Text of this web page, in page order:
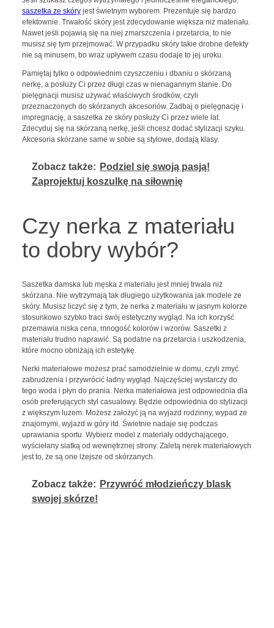
saszetka ze skóryjest świetnym wyborem. Prezentuje się bardzo
efektownie. Trwałość skóry jest zdecydowanie większa niż materiału.
Nawet jeśli pojawią się na niej zmarszczenia i przetarcia, to nie
musisz się tym przejmować. W przypadku skóry takie drobne defekty
nie są minusem, bo wraz upływem czasu dodaje to jej uroku.
Pamiętaj tylko o odpowiednim czyszczeniu i dbaniu o skórzaną
nerkę, a posłuży Ci przez długi czas w nienagannym stanie. Do
pielęgnacji musisz używać właściwych środków, czyli
przeznaczonych do skórzanych akcesoriów. Zadbaj o pielęgnację i
impregnację, a saszetka ze skóry posłuży Ci przez wiele lat.
Zdecyduj się na skórzaną nerkę, jeśli chcesz dodać stylizacji szyku.
Akcesoria skórzane same w sobie są stylowe, dodają klasy.
Zobacz także: Podziel się swoją pasją!
Zaprojektuj koszulkę na siłownię
Czy nerka z materiału
to dobry wybór?
Saszetka damska lub męska z materiału jest mniej trwała niż
skórzana. Nie wytrzymają tak długiego użytkowania jak modele ze
skóry. Musisz liczyć się z tym, że nerka z materiału w jasnym kolorze
stosunkowo szybko traci swój estetyczny wygląd. Na ich korzyść
przemawia niska cena, mnogość kolorów i wzorów. Saszetki z
materiału trudno naprawić. Są podatne na przetarcia i uszkodzenia,
które mocno obniżają ich estetykę.
Nerki materiałowe możesz prać samodzielnie w domu, czyli zmyć
zabrudzenia i przywrócić ładny wygląd. Najczęściej wystarczy do
tego woda i płyn do prania. Nerka materiałowa jest odpowiednia dla
osób preferujących styl casualowy. Będzie odpowiednia do stylizacji
z większym luzem. Możesz założyć ją na wyjazd rodzinny, wypad ze
znajomymi, wyjazd w góry itd. Świetnie nadaje się podczas
uprawiania sportu. Wybierz model z materiały oddychającego,
wyściełany siatką od wewnętrznej strony. Zaletą nerek materiałowych
jest to, że są one lżejsze od skórzanych.
Zobacz także: Przywróć młodzieńczy blask
swojej skórze!